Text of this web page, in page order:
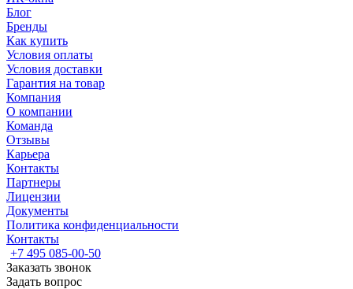
Блог
Бренды
Как купить
Условия оплаты
Условия доставки
Гарантия на товар
Компания
О компании
Команда
Отзывы
Карьера
Контакты
Партнеры
Лицензии
Документы
Политика конфиденциальности
Контакты
+7 495 085-00-50
Заказать звонок
Задать вопрос